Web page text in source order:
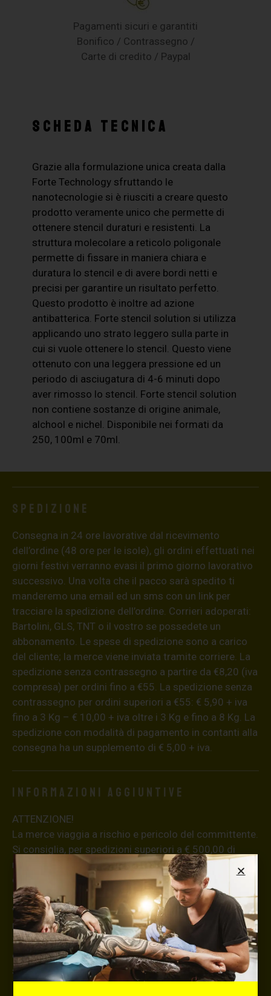
Pagamenti sicuri e garantiti
Bonifico / Contrassegno /
Carte di credito / Paypal
SCHEDA TECNICA
Grazie alla formulazione unica creata dalla
Forte Technology sfruttando le
nanotecnologie si è riusciti a creare questo
prodotto veramente unico che permette di
ottenere stencil duraturi e resistenti. La
struttura molecolare a reticolo poligonale
permette di fissare in maniera chiara e
duratura lo stencil e di avere bordi netti e
precisi per garantire un risultato perfetto.
Questo prodotto è inoltre ad azione
antibatterica. Forte stencil solution si utilizza
applicando uno strato leggero sulla parte in
cui si vuole ottenere lo stencil. Questo viene
ottenuto con una leggera pressione ed un
periodo di asciugatura di 4-6 minuti dopo
aver rimosso lo stencil. Forte stencil solution
non contiene sostanze di origine animale,
alchool e nichel. Disponibile nei formati da
250, 100ml e 70ml.
Spedizione
Consegna in 24 ore lavorative dal ricevimento
dell’ordine (48 ore per le isole), gli ordini effettuati nei
giorni festivi verranno evasi il primo giorno lavorativo
successivo. Una volta che il pacco sarà spedito ti
manderemo una email ed un sms con un link per
tracciare la spedizione dell’ordine. Corrieri adoperati:
Bartolini, GLS, TNT o il vostro se possedete un
abbonamento. Le spese di spedizione sono a carico
del cliente; la merce viene inviata tramite corriere. La
spedizione senza contrassegno a partire da €8,20 (iva
compresa) per ordini fino a €55. La spedizione senza
contrassegno per ordini superiori a €55: € 5,90 + iva
fino a 3 Kg – € 10,00 + iva oltre i 3 Kg e fino a 8 Kg. La
spedizione con modalità di pagamento in contanti alla
consegna ha un supplemento di € 5,00 + iva.
Informazioni aggiuntive
ATTENZIONE!
La merce viaggia a rischio e pericolo del committente.
Si consiglia, per spedizioni superiori a € 500,00 di
richiedere l’invio della merce con assicurazione (in
questo caso, se la merce dovesse essere smarrita o
danneggiata dal corriere, quest’ultimo risarcirà l’intero
valore della merce, in caso contrario nessuno
rimborserà il destinatario) con un costo aggiuntivo del
3,5% sul valore totale del carrello, da richiedere prima
di concludere il pagamento al seguente indirizzo:
shop@maxsignorello.it